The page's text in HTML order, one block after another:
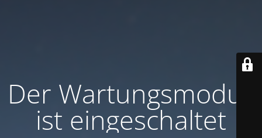
Der Wartungsmodus
ist eingeschaltet